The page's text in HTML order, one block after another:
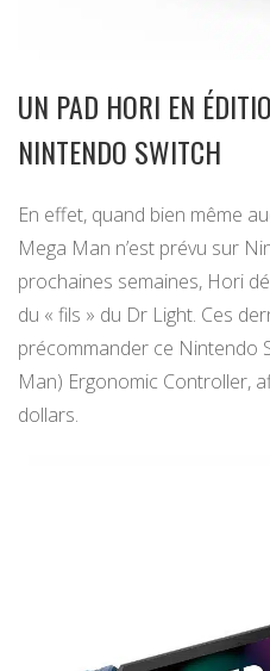
UN PAD HORI EN
NINTENDO SWITCH
En effet, quand bien même
Mega Man n’est prévu sur
prochaines semaines, Hori
du « fils » du Dr Light. Ces
précommander ce Nintendo
Man) Ergonomic Controller,
dollars.